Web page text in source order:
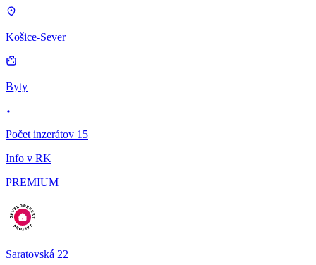
Košice-Sever
Byty
Počet inzerátov 15
Info v RK
PREMIUM
Saratovská 22